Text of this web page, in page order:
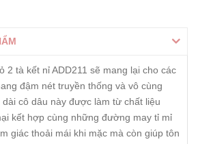
2 tà kết nỉ ADD211 sẽ mang lại cho các
đậm nét truyền thống và vô cùng
cô dâu này được làm từ chất liệu
kết hợp cùng những đường may tỉ mỉ
giác thoải mái khi mặc mà còn giúp tôn